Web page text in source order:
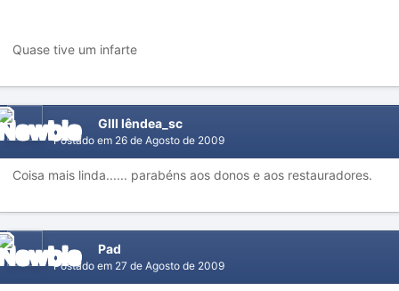
Quase tive um infarte
GIII lêndea_sc
Postado em 26 de Agosto de 2009
Coisa mais linda...... parabéns aos donos e aos restauradores.
Pad
Postado em 27 de Agosto de 2009